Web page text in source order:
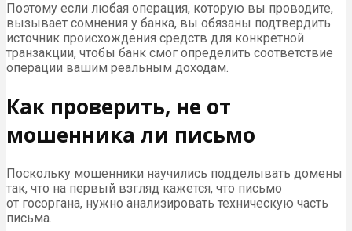
Поэтому если любая операция, которую вы проводите,
вызывает сомнения у банка, вы обязаны подтвердить
источник происхождения средств для конкретной
транзакции, чтобы банк смог определить соответствие
операции вашим реальным доходам.
Как проверить, не от
мошенника ли письмо
Поскольку мошенники научились подделывать домены
так, что на первый взгляд кажется, что письмо
от госоргана, нужно анализировать техническую часть
письма.